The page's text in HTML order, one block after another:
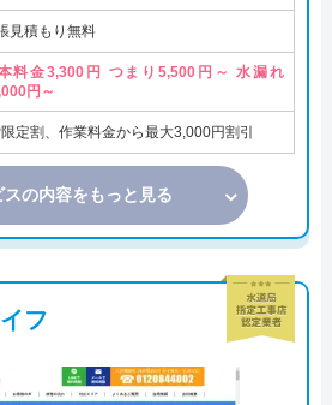
見積もり無料
料金3,300円 つまり5,500円～ 水漏れ
円～
定割、作業料金から最大3,000円割引
スの内容をもっと見る
フ